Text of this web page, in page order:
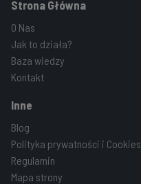
Strona Główna
O Nas
Jak to działa?
Baza wiedzy
Kontakt
Inne
Blog
Polityka prywatności i Cookies
Regulamin
Mapa strony